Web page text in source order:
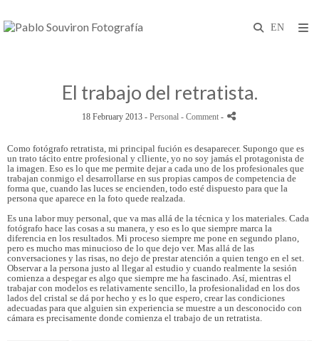
El trabajo del retratista.
18 February 2013 - Personal - Comment -
Como fotógrafo retratista, mi principal fución es desaparecer. Supongo que es
un trato tácito entre profesional y clliente, yo no soy jamás el protagonista de
la imagen. Eso es lo que me permite dejar a cada uno de los profesionales que
trabajan conmigo el desarrollarse en sus propias campos de competencia de
forma que, cuando las luces se encienden, todo esté dispuesto para que la
persona que aparece en la foto quede realzada.
Es una labor muy personal, que va mas allá de la técnica y los materiales. Cada
fotógrafo hace las cosas a su manera, y eso es lo que siempre marca la
diferencia en los resultados. Mi proceso siempre me pone en segundo plano,
pero es mucho mas minucioso de lo que dejo ver. Mas allá de las
conversaciones y las risas, no dejo de prestar atención a quien tengo en el set.
Observar a la persona justo al llegar al estudio y cuando realmente la sesión
comienza a despegar es algo que siempre me ha fascinado. Así, mientras el
trabajar con modelos es relativamente sencillo, la profesionalidad en los dos
lados del cristal se dá por hecho y es lo que espero, crear las condiciones
adecuadas para que alguien sin experiencia se muestre a un desconocido con
cámara es precisamente donde comienza el trabajo de un retratista.